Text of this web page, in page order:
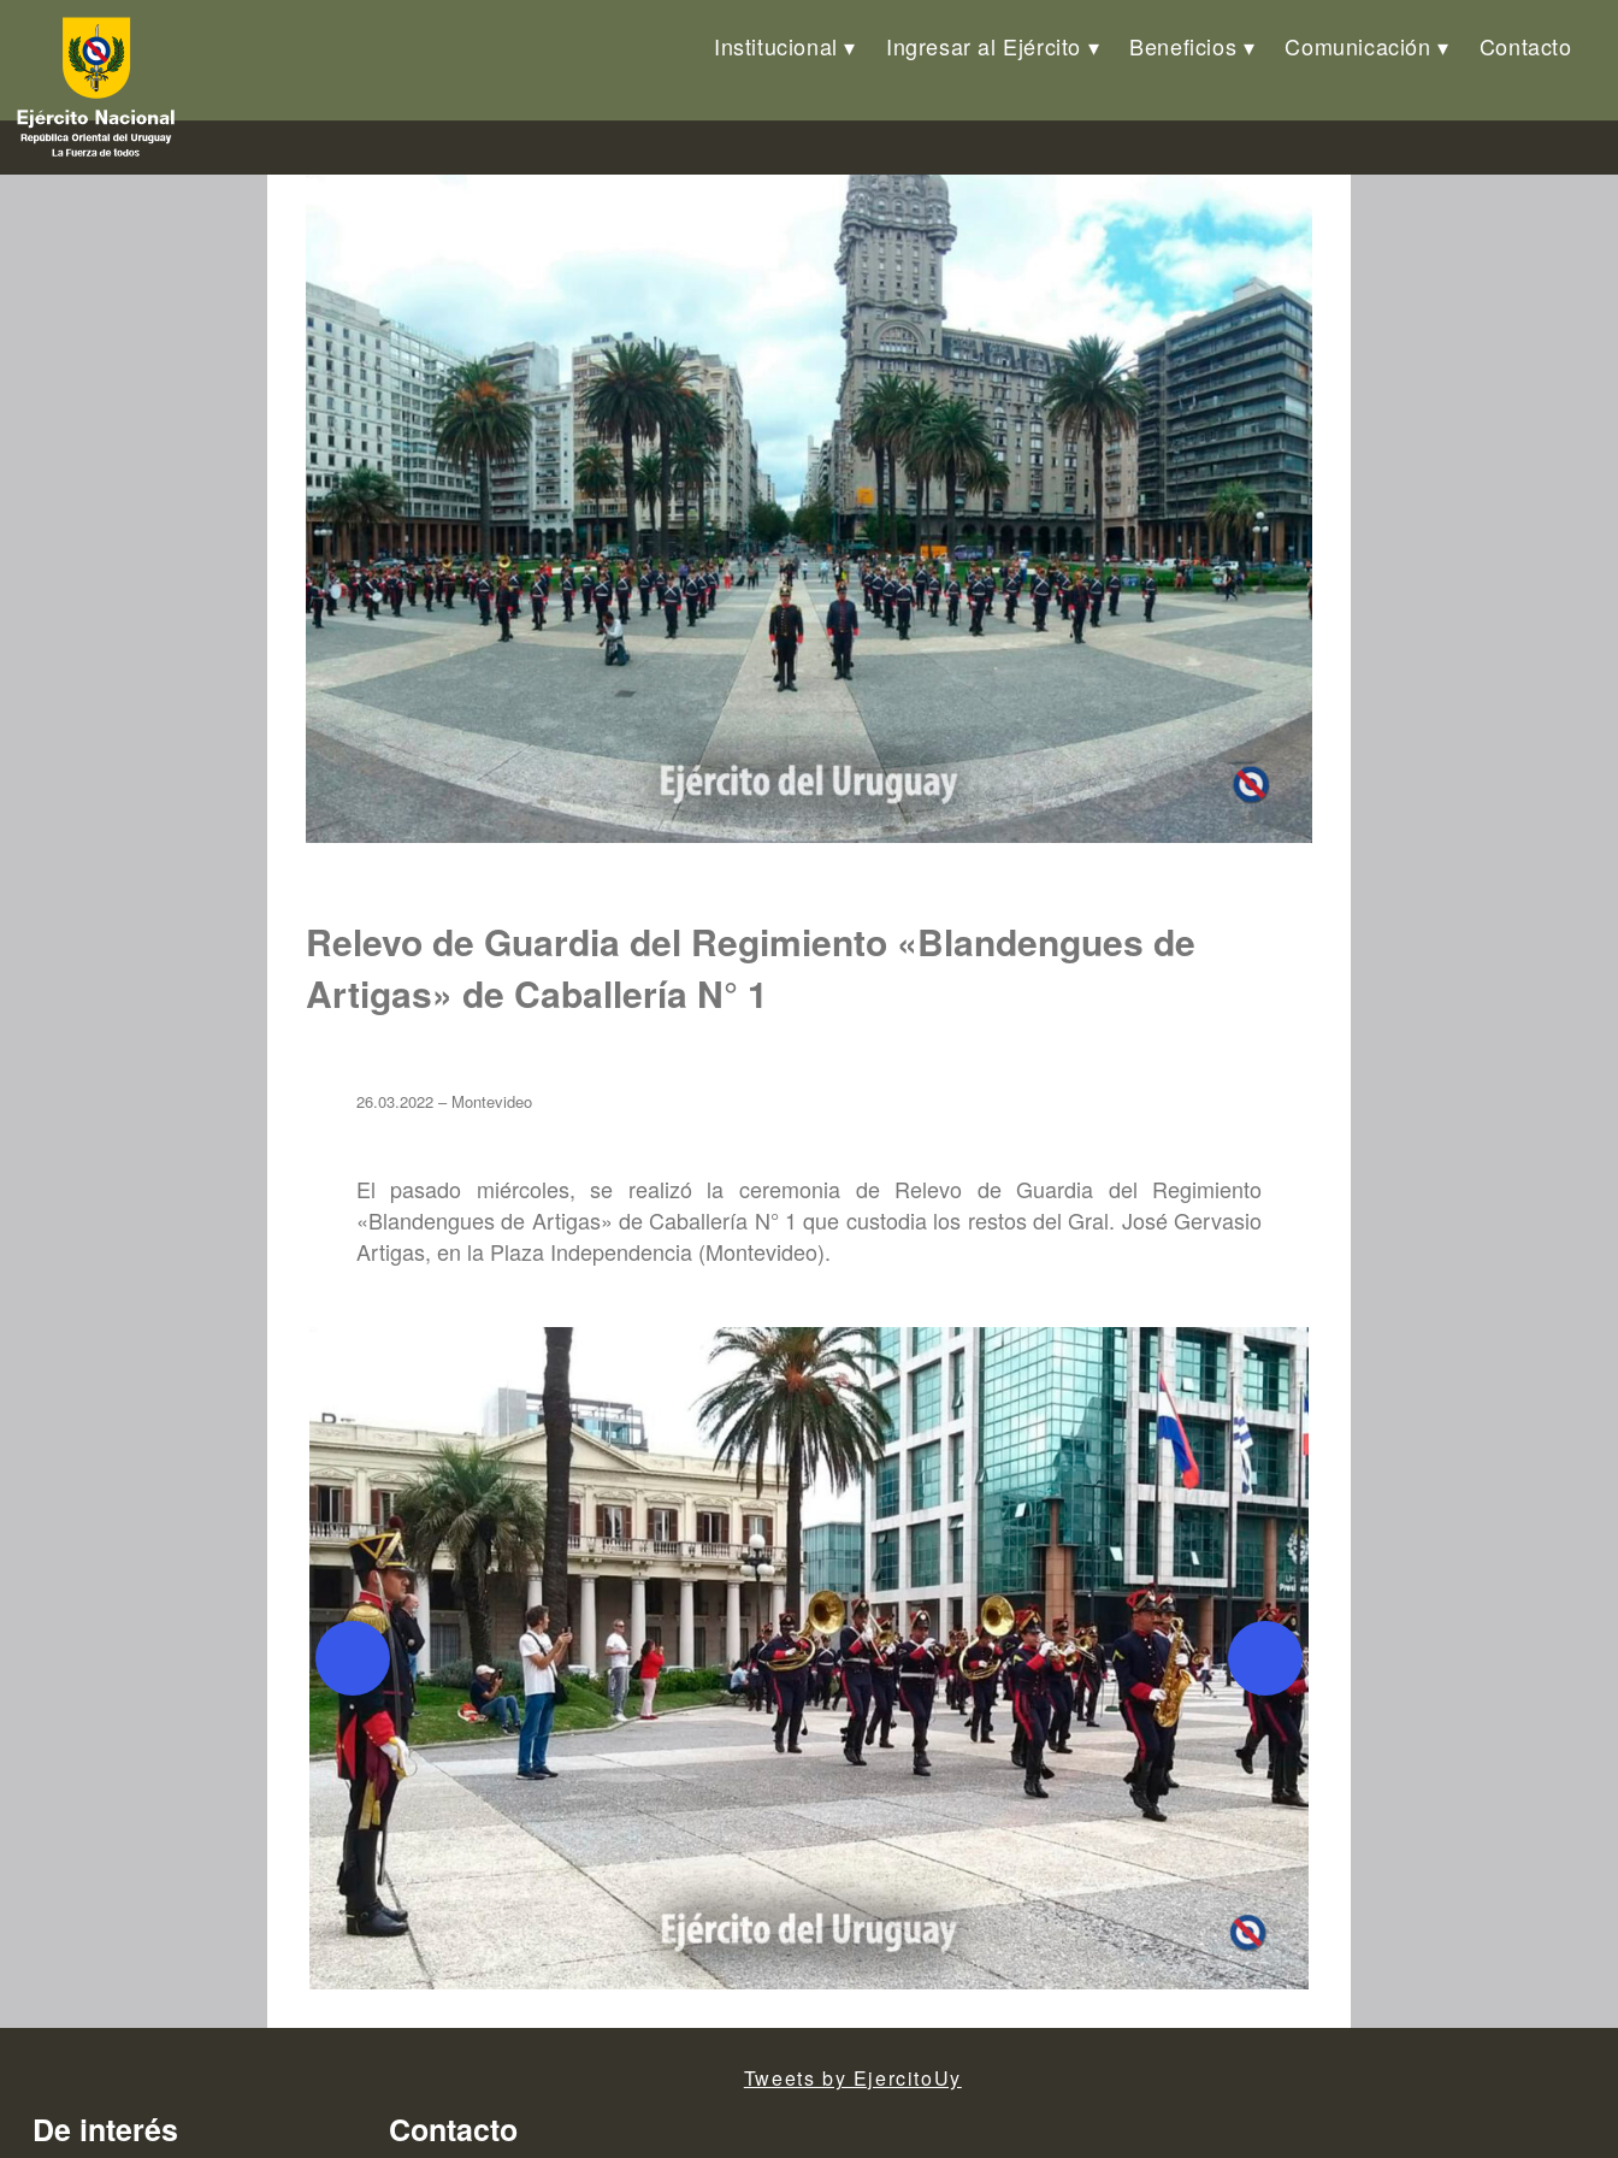
Institucional Ingresar al Ejército Beneficios Comunicación Contacto
Relevo de Guardia del Regimiento «Blandengues de
Artigas» de Caballería N° 1
26.03.2022 – Montevideo
El pasado miércoles, se realizó la ceremonia de Relevo de Guardia del Regimiento
«Blandengues de Artigas» de Caballería N° 1 que custodia los restos del Gral. José Gervasio
Artigas, en la Plaza Independencia (Montevideo).
De interés Contacto
Tweets by EjercitoUy